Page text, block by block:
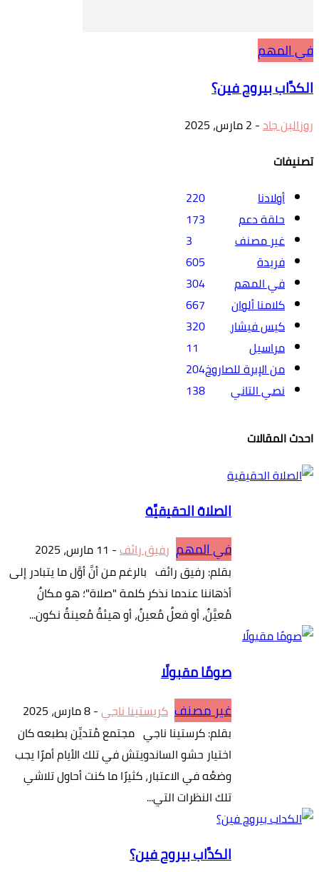
في المهم
الكدَّاب بيروح فين؟
روزالين جاد- 2 مارس، 2025
تصنيفات
أولادنا
220
حلقة دعم
173
غير مصنف
3
فريدة
605
في المهم
304
كلامنا ألوان
667
كيس فيشار
320
مراسيل
11
من الإبرة للصاروخ204
نصي التاني
138
احدث المقالات
الصلاة الحقيقيَّة
في المهم رفيق رائف- 11 مارس، 2025
بقلم: رفيق رائف بالرغم من أنَّ أوَّل ما يتبادر إلى
أذهاننا عندما نذكر كلمة "صلاة"؛ هو مكانٌ
مُعيَّنٌ، أو فعلٌ مُعينٌ، أو هيئةٌ مُعينةٌ نكون...
صومًا مقبولًا
غير مصنف كريستينا ناجي-8 مارس، 2025
بقلم: كرستينا ناجي مجتمع مُتديِّن بطبعه كان
اختيار حشو الساندويتش في تلك الأيام أمرًا يجب
وضعُه في الاعتبار، كثيرًا ما كنت أحاول تلاشي
تلك النظرات التي...
الكدَّاب بيروح فين؟